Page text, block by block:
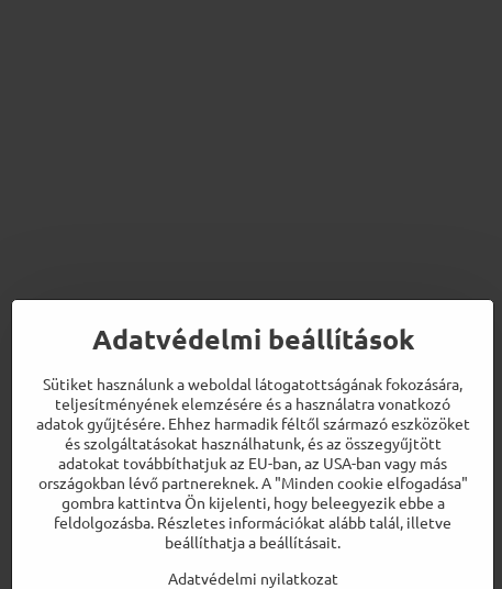
Adatvédelmi beállítások
Sütiket használunk a weboldal látogatottságának fokozására,
teljesítményének elemzésére és a használatra vonatkozó
adatok gyűjtésére. Ehhez harmadik féltől származó eszközöket
és szolgáltatásokat használhatunk, és az összegyűjtött
adatokat továbbíthatjuk az EU-ban, az USA-ban vagy más
országokban lévő partnereknek. A "Minden cookie elfogadása"
gombra kattintva Ön kijelenti, hogy beleegyezik ebbe a
feldolgozásba. Részletes információkat alább talál, illetve
beállíthatja a beállításait.
Adatvédelmi nyilatkozat